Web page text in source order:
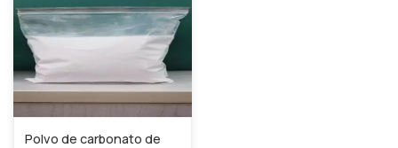
Polvo de carbonato de